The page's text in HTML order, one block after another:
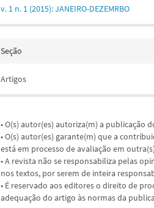
v. 1 n. 1 (2015): JANEIRO-DEZEMRBO
Seção
Artigos
• O(s) autor(es) autoriza(m) a publicação
• O(s) autor(es) garante(m) que a
está em processo de avaliação em
• A revista não se responsabiliza pelas
nos textos, por serem de inteira
• É reservado aos editores o direito de
adequação do artigo às normas da